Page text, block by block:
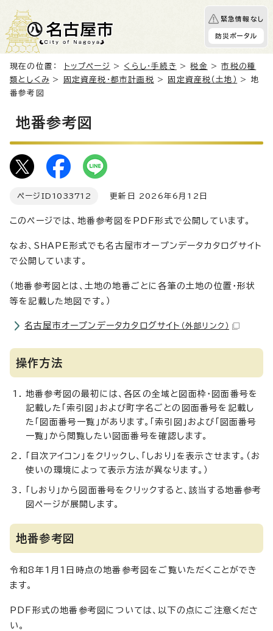
緊急情報なし
防災ポータル
現在の位置： トップページ > くらし・手続き >税金 >市税の種
類としくみ > 固定資産税・都市計画税 > 固定資産税（土地）
> 地
番参考図
地番参考図
ページID 1033712 更新日 2026年6月12日
このページでは、地番参考図をPDF形式で公開しています。
なお、SHAPE形式でも名古屋市オープンデータカタログサイト
で公開しています。
（地番参考図とは、土地の地番ごとに各筆の土地の位置・形状
等を記載した地図です。）
名古屋市オープンデータカタログサイト （外部リンク）
操作方法
地番参考図の最初には、各区の全域と図面枠・図面番号を
記載した「索引図」および町字名ごとの図面番号を記載し
た「図面番号一覧」があります。「索引図」および「図面番号
一覧」から閲覧したい図面番号を確認します。
「目次アイコン」をクリックし、「しおり」を表示させます。（お
使いの環境によって表示方法が異なります。）
「しおり」から図面番号をクリックすると、該当する地番参考
図ページが展開します。
地番参考図
令和8年1月1日時点の地番参考図をご覧いただくことができ
ます。
PDF形式の地番参考図については、以下の点にご注意くださ
い。